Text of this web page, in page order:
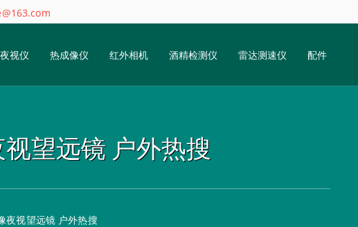
夜视仪 热成像仪 红外相机 酒精检测仪 雷达测速仪 配件
视望远镜 户外热搜
夜视望远镜 户外热搜